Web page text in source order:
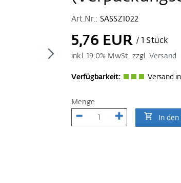
Art.Nr.: SASSZ1022
5,76 EUR / 1 Stück
inkl. 19.0% MwSt. zzgl. Versand
Verfügbarkeit: Versand
Menge
In